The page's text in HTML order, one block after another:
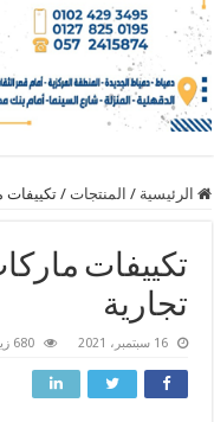
الرئيسية / المنتجات / تكييفات
تكييفات
تجارية
16 سبتمبر، 2021 680 زيارة